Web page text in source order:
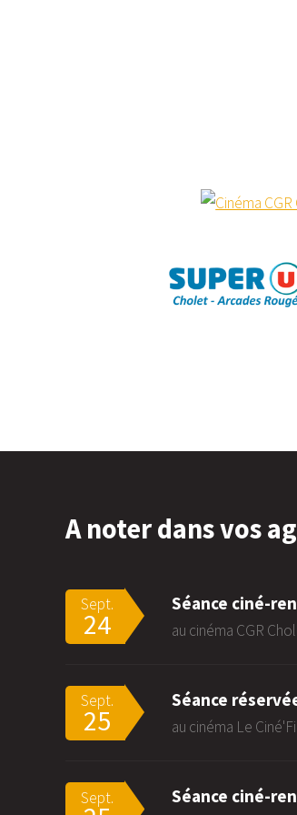
A noter dans vos
Sept.
24
Séance ciné-
au cinéma CGR
Sept.
25
Séance
au cinéma Le
Sept. Séance ciné-